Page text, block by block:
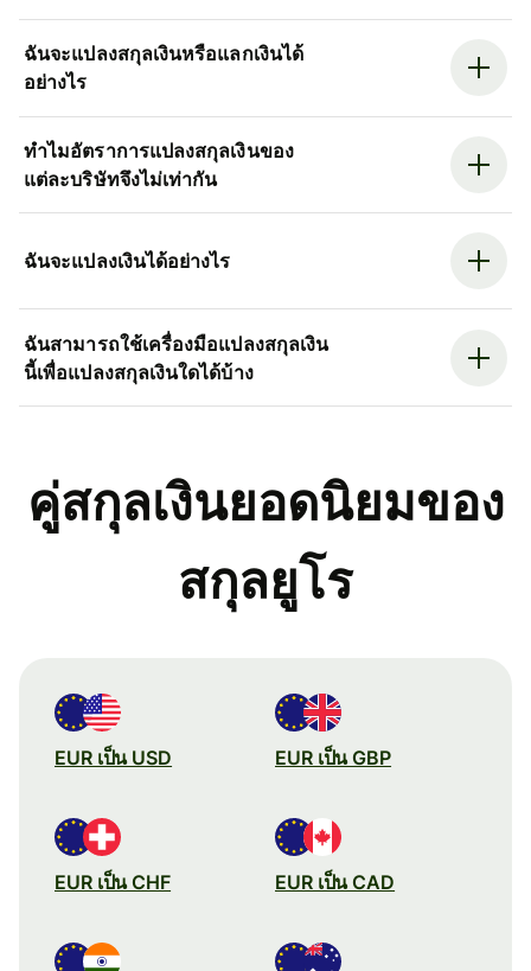
ฉันจะแปลงสกุลเงินหรือแลกเงินได้
อย่างไร
ทำไมอัตราการแปลงสกุลเงินของ
แต่ละบริษัทจึงไม่เท่ากัน
ฉันจะแปลงเงินได้อย่างไร
ฉันสามารถใช้เครื่องมือแปลงสกุลเงิน
นี้เพื่อแปลงสกุลเงินใดได้บ้าง
คู่สกุลเงินยอดนิยมของ
สกุลยูโร
EUR เป็น USD EUR เป็น GBP
EUR เป็น CHF EUR เป็น CAD